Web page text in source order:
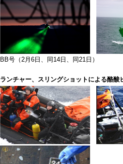
BB号（2月6日、同14日、同21日）
ランチャー、スリングショットによる酪酸